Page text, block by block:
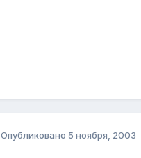
Опубликовано 5 ноября, 2003